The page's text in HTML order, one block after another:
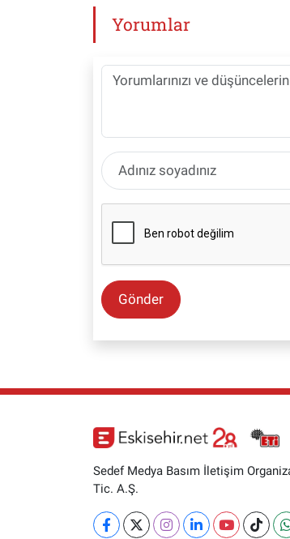
Yorumlar
Gönder
Sedef Medya Basım İletişim
Tic. A.Ş.